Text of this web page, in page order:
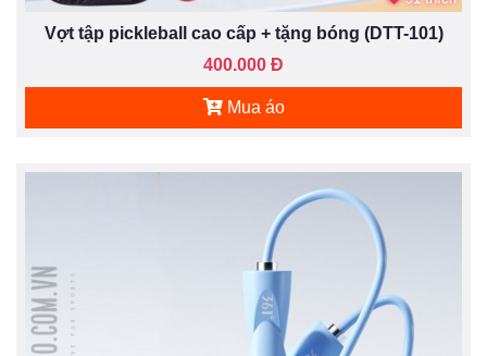
Vợt tập pickleball cao cấp + tặng bóng (DTT-101)
400.000 Đ
Mua áo